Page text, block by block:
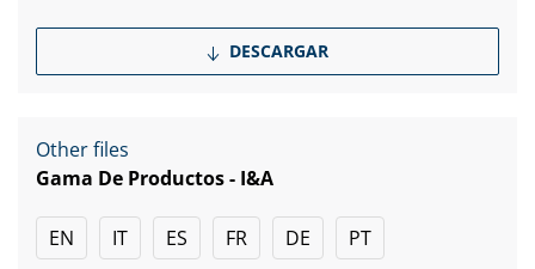
DESCARGAR
Other files
Gama De Productos - I&A
EN IT ES FR DE PT